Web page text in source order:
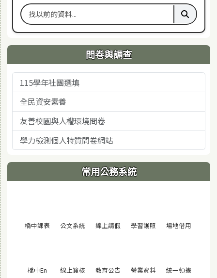
搜尋舊站關鍵字 執行舊
問卷與調查
115學年社團選填
全民資安素養
友善校園與人權環境問卷
學力檢測個人特質問卷網站
常用公務系統
橋中課表 (另開視窗)
公文系統 (另開視窗)
線上請假 (另開視窗)
學習護照 (另開視窗)
場地借用
橋中En (另開視窗)
線上簽核 (另開視窗)
教育公告 (另開視窗)
營業資料(另開視窗)
統一領據